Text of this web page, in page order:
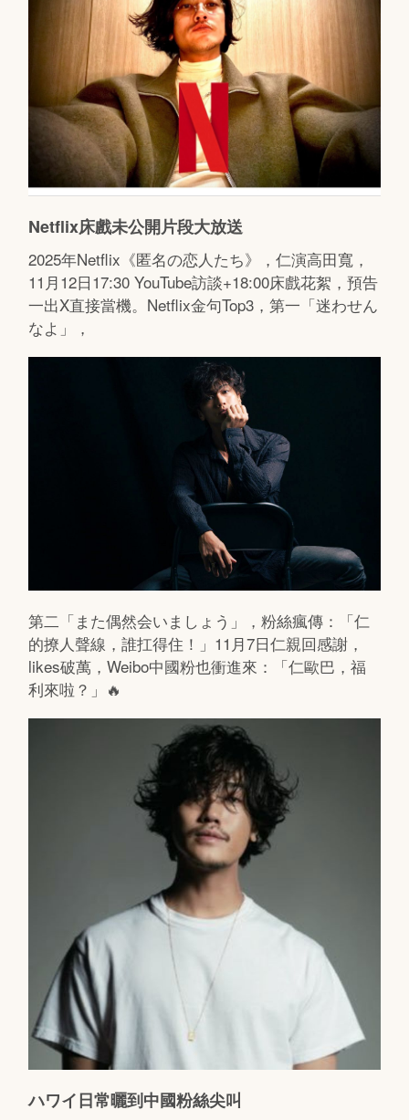
Netflix床戲未公開片段大放送
2025年Netflix《匿名の恋人たち》，仁演高田寬，
11月12日17:30 YouTube訪談+18:00床戲花絮，預告
一出X直接當機。Netflix金句Top3，第一「迷わせん
なよ」，
第二「また偶然会いましょう」，粉絲瘋傳：「仁
的撩人聲線，誰扛得住！」11月7日仁親回感謝，
likes破萬，Weibo中國粉也衝進來：「仁歐巴，福
利來啦？」🔥
ハワイ日常曬到中國粉絲尖叫